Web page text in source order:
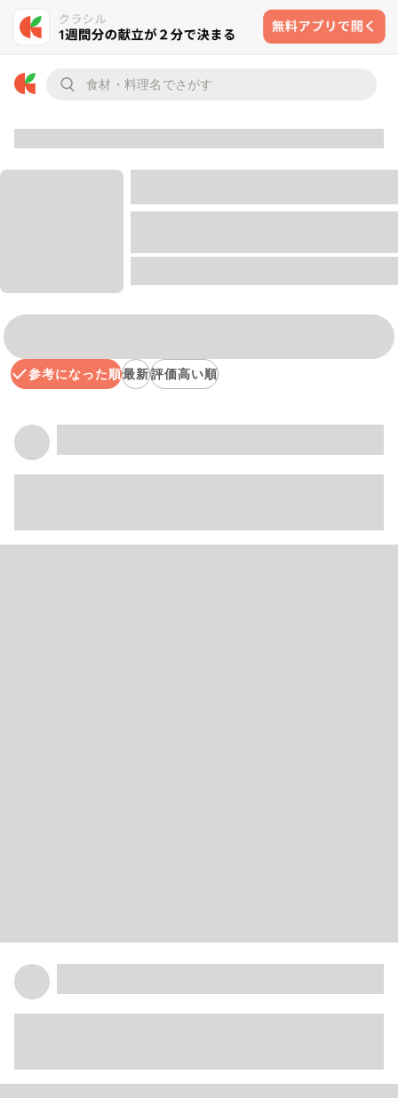
参考になった順最新評価高い順